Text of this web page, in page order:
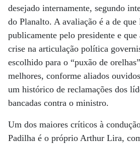
desejado internamente, segundo
do Planalto. A avaliação é a de
publicamente pelo presidente e que
crise na articulação política
escolhido para o “puxão de
melhores, conforme aliados
um histórico de reclamações dos
bancadas contra o ministro.
Um dos maiores críticos à
Padilha é o próprio Arthur Lira,